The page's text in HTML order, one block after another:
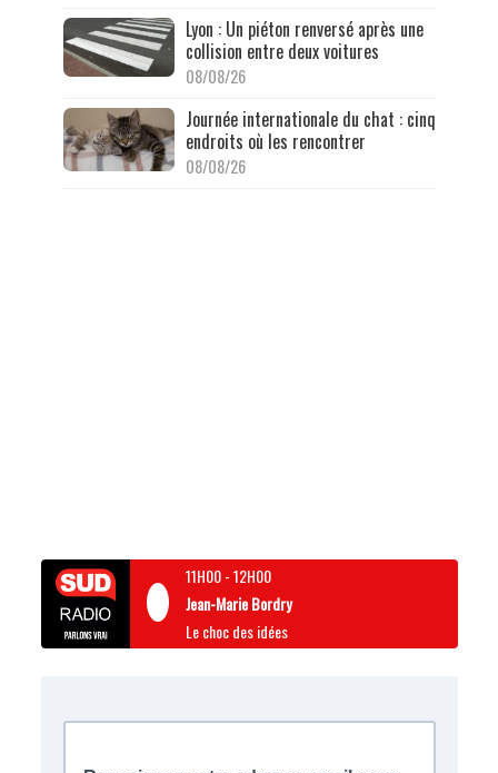
Lyon : Un piéton renversé après une
collision entre deux voitures
08/08/26
Journée internationale du chat : cinq
endroits où les rencontrer
08/08/26
11H00-12H00
Jean-Marie Bordry
Le choc des idées